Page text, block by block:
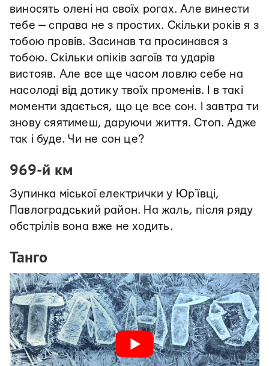
виносять олені на своїх рогах. Але винести
тебе — справа не з простих. Скільки років я з
тобою провів. Засинав та просинався з
тобою. Скільки опіків загоїв та ударів
вистояв. Але все ще часом ловлю себе на
насолоді від дотику твоїх променів. І в такі
моменти здається, що це все сон. І завтра ти
знову сяятимеш, даруючи життя. Стоп. Адже
так і буде. Чи не сон це?
969-й км
Зупинка міської електрички у Юрʼївці,
Павлоградський район. На жаль, після ряду
обстрілів вона вже не ходить.
Танго